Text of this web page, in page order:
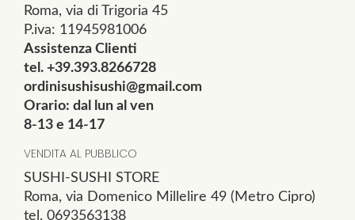
Roma, via di Trigoria 45
P.iva: 11945981006
Assistenza Clienti
tel. +39.393.8266728
ordinisushisushi@gmail.com
Orario: dal lun al ven
8-13 e 14-17
VENDITA AL PUBBLICO
SUSHI-SUSHI STORE
Roma, via Domenico Millelire 49 (Metro Cipro)
tel. 0693563138